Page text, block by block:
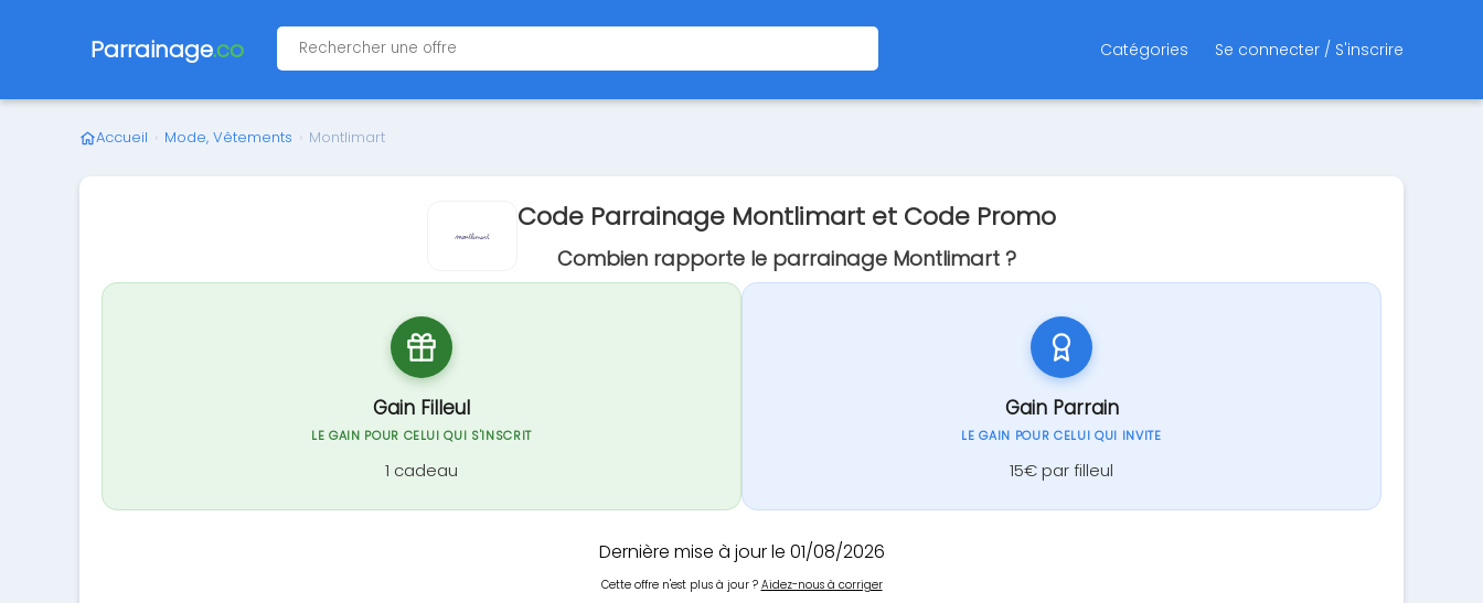
Parrainage.co Catégories Se connecter / S'inscrire
Accueil › Mode, Vêtements › Montlimart
Code Parrainage Montlimart et Code Promo
Combien rapporte le parrainage Montlimart ?
Gain Filleul
LE GAIN POUR CELUI QUI S'INSCRIT
1 cadeau
Gain Parrain
LE GAIN POUR CELUI QUI INVITE
15€ par filleul
Dernière mise à jour le 01/08/2026
Cette offre n'est plus à jour ? Aidez-nous à corriger